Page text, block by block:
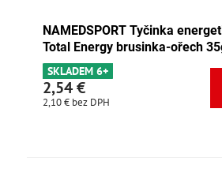
NAMEDSPORT
Total Energy
SKLADEM 4ks
2,10 €